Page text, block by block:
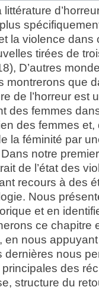
la violence dans
tirées de
D’autres
montrerons que
de l’horreur est
des femmes
des femmes et,
la féminité par
notre
de l’état des
recours à des
Nous
et en
ce chapitre
en nous
dernières nous
des
structure du